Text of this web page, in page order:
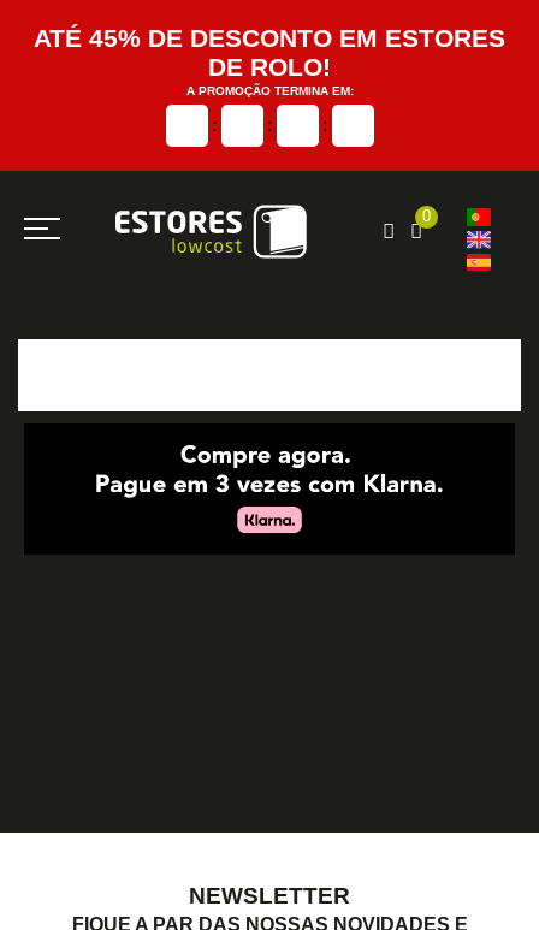
ATÉ 45% DE DESCONTO EM ESTORES
DE ROLO!
A PROMOÇÃO TERMINA EM:
: : :
0
NEWSLETTER
FIQUE A PAR DAS NOSSAS NOVIDADES E